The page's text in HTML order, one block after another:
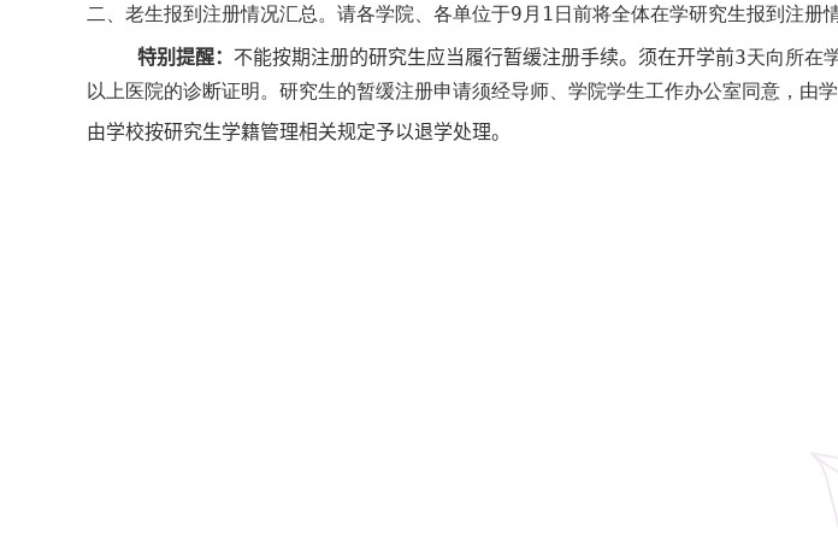
二、老生报到注册情况汇总。请各学院、各单位于9月 1日前将全体在学研究生报到注册
特别提醒： 不能按期注册的研究生应当履行暂缓注册手续。须在开学前3天向所在
以上医院的诊断证明。研究生的暂缓注册申请须经导师、学院学生工作办公室同意，由
由学校按研究生学籍管理相关规定予以退学处理。